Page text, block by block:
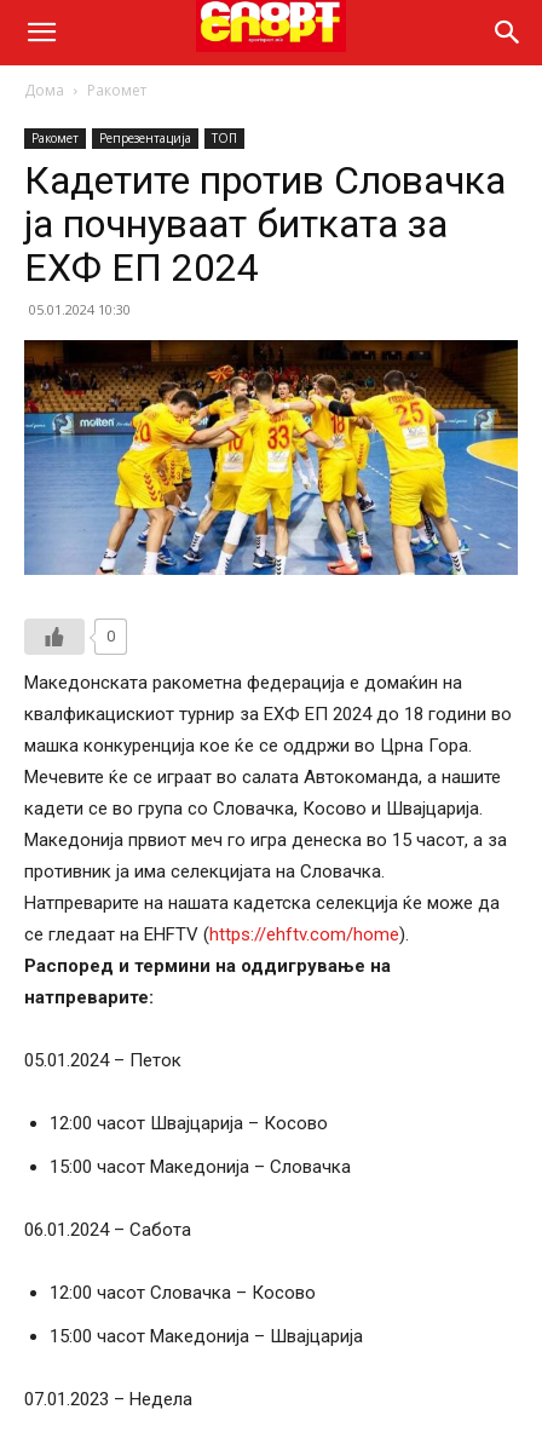
Дома Ракомет
Ракомет Репрезентација ТОП
Кадетите против Словачка
ја почнуваат битката за
ЕХФ ЕП 2024
05.01.2024 10:30
0
Македонската ракометна федерација е домаќин на
квалфикацискиот турнир за ЕХФ ЕП 2024 до 18 години во
машка конкуренција кое ќе се оддржи во Црна Гора.
Мечевите ќе се играат во салата Автокоманда, а нашите
кадети се во група со Словачка, Косово и Швајцарија.
Македонија првиот меч го игра денеска во 15 часот, а за
противник ја има селекцијата на Словачка.
Натпреварите на нашата кадетска селекција ќе може да
се гледаат на EHFTV (https://ehftv.com/home).
Распоред и термини на оддигрување на
натпреварите:
05.01.2024 – Петок
12:00 часот Швајцарија – Косово
15:00 часот Македонија – Словачка
06.01.2024 – Сабота
12:00 часот Словачка – Косово
15:00 часот Македонија – Швајцарија
07.01.2023 – Недела